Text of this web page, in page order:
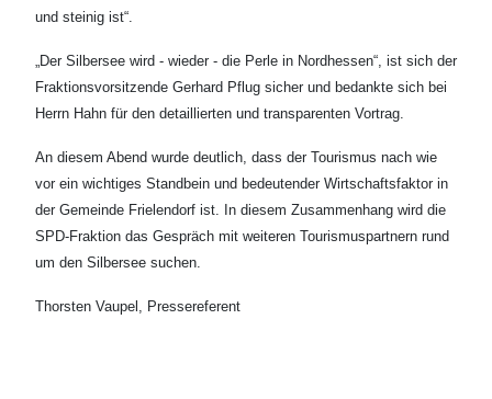
und steinig ist“.
„Der Silbersee wird - wieder - die Perle in Nordhessen“, ist sich der
Fraktionsvorsitzende Gerhard Pflug sicher und bedankte sich bei
Herrn Hahn für den detaillierten und transparenten Vortrag.
An diesem Abend wurde deutlich, dass der Tourismus nach wie
vor ein wichtiges Standbein und bedeutender Wirtschaftsfaktor in
der Gemeinde Frielendorf ist. In diesem Zusammenhang wird die
SPD-Fraktion das Gespräch mit weiteren Tourismuspartnern rund
um den Silbersee suchen.
Thorsten Vaupel, Pressereferent